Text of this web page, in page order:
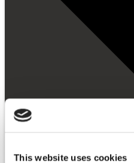
This website uses cookies